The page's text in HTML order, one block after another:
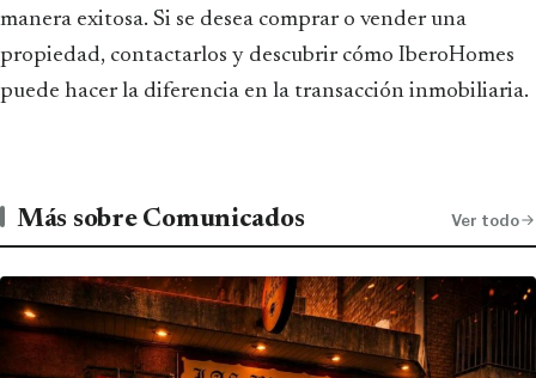
manera exitosa. Si se desea comprar o vender una
propiedad, contactarlos y descubrir cómo IberoHomes
puede hacer la diferencia en la transacción inmobiliaria.
Más sobre Comunicados Ver todo